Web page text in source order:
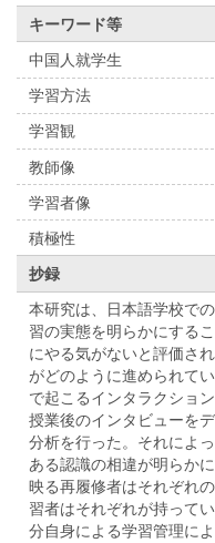
キーワード等
中国人就学生
学習方法
学習観
教師像
学習者像
積極性
抄録
本研究は、日本語学校で
習の実態を明らかにする
にやる気がないと評価さ
がどのように進められて
で起こるインタラクショ
授業後のインタビューを
分析を行った。それによ
ある認識の相違が明らか
映る再履修者はそれぞれ
習者はそれぞれが持って
分自身による学習管理に